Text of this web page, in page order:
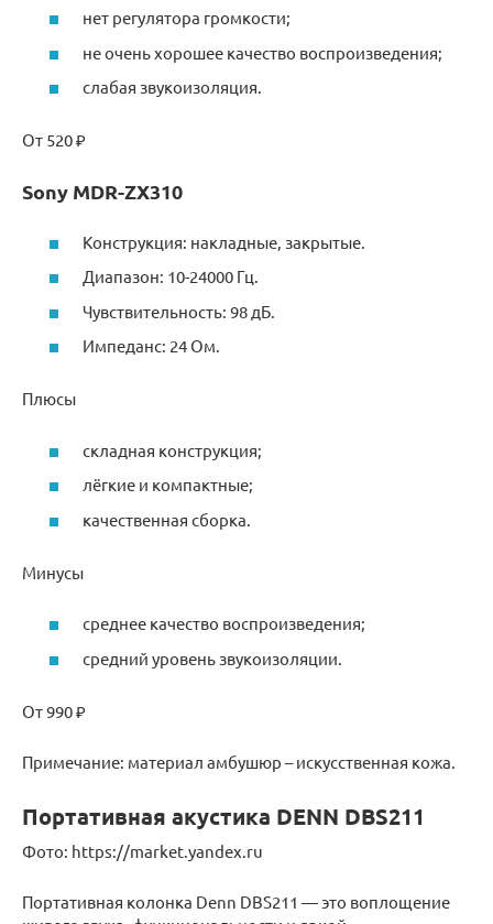
нет регулятора громкости;
не очень хорошее качество воспроизведения;
слабая звукоизоляция.
От 520 ₽
Sony MDR-ZX310
Конструкция: накладные, закрытые.
Диапазон: 10-24000 Гц.
Чувствительность: 98 дБ.
Импеданс: 24 Ом.
Плюсы
складная конструкция;
лёгкие и компактные;
качественная сборка.
Минусы
среднее качество воспроизведения;
средний уровень звукоизоляции.
От 990 ₽
Примечание: материал амбушюр – искусственная кожа.
Портативная акустика DENN DBS211
Фото: https://market.yandex.ru
Портативная колонка Denn DBS211 — это воплощение